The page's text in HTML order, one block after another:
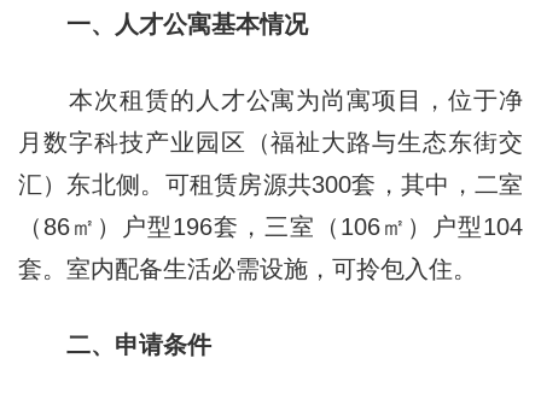
一、人才公寓基本情况
本次租赁的人才公寓为尚寓项目，位于净
月数字科技产业园区（福祉大路与生态东街交
汇）东北侧。可租赁房源共300套，其中，二室
（86㎡）户型196套，三室（106㎡）户型104
套。室内配备生活必需设施，可拎包入住。
二、申请条件